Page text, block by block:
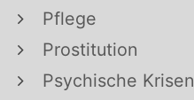
Pflege
Prostitution
Psychische Krisen